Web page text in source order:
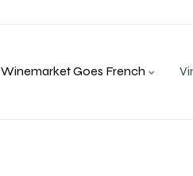
Winemarket Goes French